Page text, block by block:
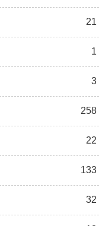
21
1
3
258
22
133
32